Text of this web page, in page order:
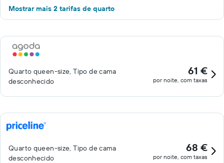
Mostrar mais 2 tarifas de quarto
Quarto queen-size, Tipo de cama
desconhecido
61 €
por noite, com taxas
Quarto queen-size, Tipo de cama
desconhecido
68 €
por noite, com taxas